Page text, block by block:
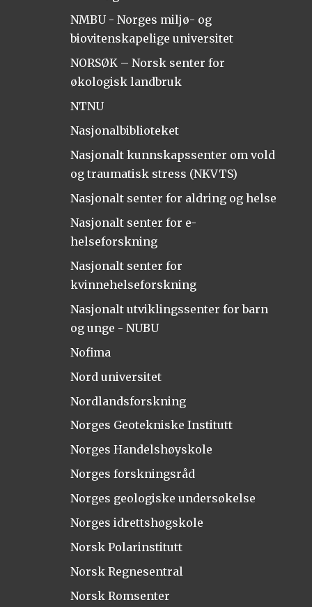
NMBU - Norges miljø- og
biovitenskapelige universitet
NORSØK – Norsk senter for
økologisk landbruk
NTNU
Nasjonalbiblioteket
Nasjonalt kunnskapssenter om vold
og traumatisk stress (NKVTS)
Nasjonalt senter for aldring og helse
Nasjonalt senter for e-
helseforskning
Nasjonalt senter for
kvinnehelseforskning
Nasjonalt utviklingssenter for barn
og unge - NUBU
Nofima
Nord universitet
Nordlandsforskning
Norges Geotekniske Institutt
Norges Handelshøyskole
Norges forskningsråd
Norges geologiske undersøkelse
Norges idrettshøgskole
Norsk Polarinstitutt
Norsk Regnesentral
Norsk Romsenter